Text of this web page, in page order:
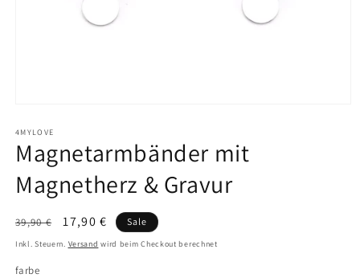
in
Modal
öffnen
4MYLOVE
Magnetarmbänder mit
Magnetherz & Gravur
Normaler
Preis
39,90 € Verkaufspreis
17,90 € Sale
Inkl. Steuern. Versand wird beim Checkout berechnet
farbe